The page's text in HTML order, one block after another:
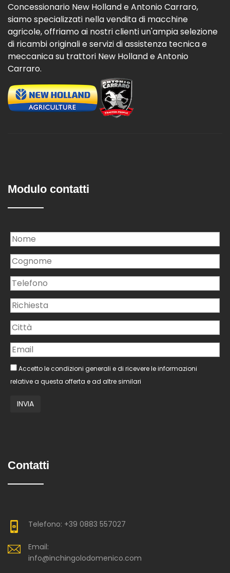
Concessionario New Holland e Antonio Carraro,
siamo specializzati nella vendita di macchine
agricole, offriamo ai nostri clienti un'ampia selezione
di ricambi originali e servizi di assistenza tecnica e
meccanica su trattori New Holland e Antonio
Carraro.
Modulo contatti
Accetto le condizioni generali e di ricevere le informazioni
relative a questa offerta e ad altre similari
Contatti
Telefono: +39 0883 557027
Email:
info@inchingolodomenico.com